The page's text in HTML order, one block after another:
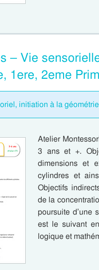
– Vie
1ere, 2eme
initiation à la
Atelier
3 ans et +.
dimensions et
cylindres et
Objectifs
de la
poursuite d’une
est le suivant
logique et